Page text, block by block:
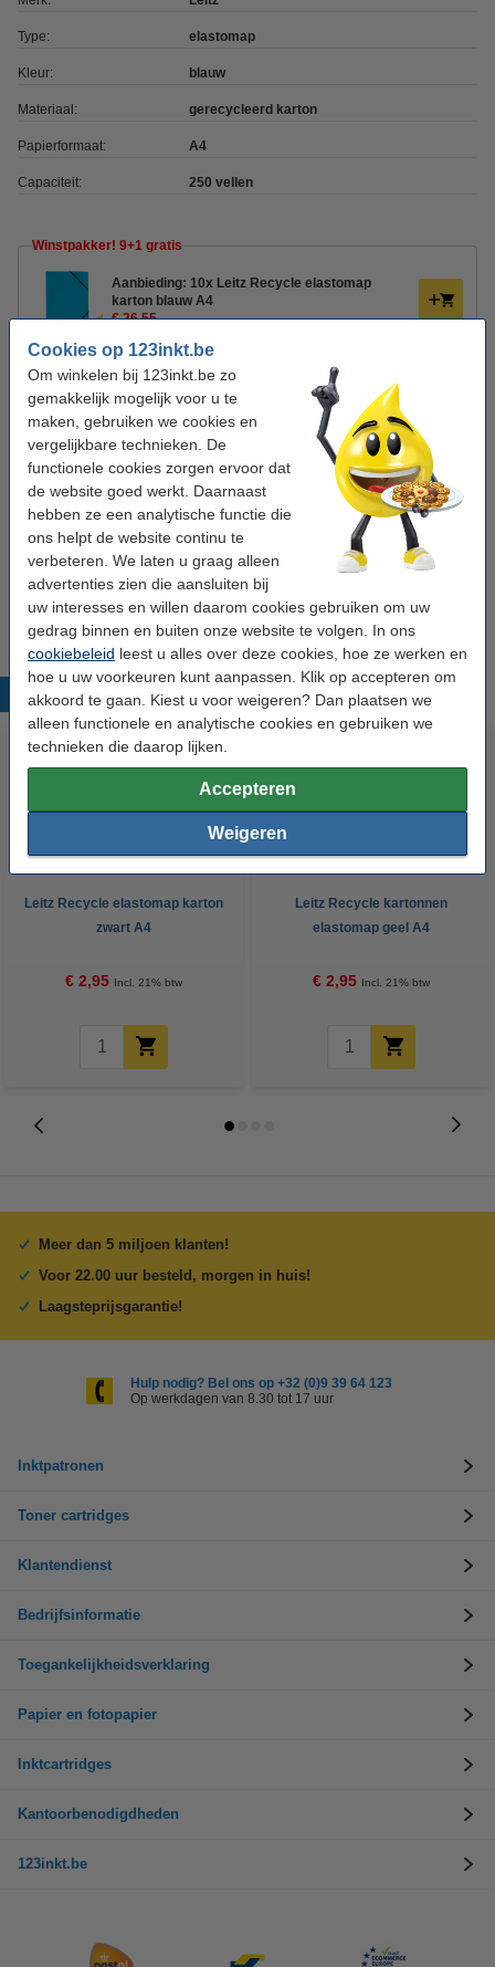
Cookies op 123inkt.be
Om winkelen bij 123inkt.be zo
gemakkelijk mogelijk voor u te
maken, gebruiken we cookies en
vergelijkbare technieken. De
functionele cookies zorgen ervoor dat
de website goed werkt. Daarnaast
hebben ze een analytische functie die
ons helpt de website continu te
verbeteren. We laten u graag alleen
advertenties zien die aansluiten bij
uw interesses en willen daarom cookies gebruiken om uw
gedrag binnen en buiten onze website te volgen. In ons
cookiebeleid leest u alles over deze cookies, hoe ze werken en
hoe u uw voorkeuren kunt aanpassen. Klik op accepteren om
akkoord te gaan. Kiest u voor weigeren? Dan plaatsen we
alleen functionele en analytische cookies en gebruiken we
technieken die daarop lijken.
Accepteren
Weigeren
Type: elastomap
Kleur: blauw
Materiaal: gerecycleerd karton
Papierformaat: A4
Capaciteit: 250 vellen
Winstpakker! 9+1 gratis
Aanbieding: 10x Leitz Recycle elastomap
karton blauw A4
€ 26,55
Tip: meebestellen
Avery Zweckform L4736-25 multifunctionele
etiketten A4 45,7 x 21 mm wit (1200 etiketten)
€ 16,95
Aanbieding: set 123inkt industriële permanent
markers zwart/rood/blauw
€ 6,75
Set 123inkt fluostiften
roze/groen/blauw/geel/oranje
Populaire producten
Leitz Recycle elastomap karton
zwart A4
€ 2,95 Incl. 21% btw
Leitz Recycle kartonnen
elastomap geel A4
€ 2,95 Incl. 21% btw
Meer dan 5 miljoen klanten!
Voor 22.00 uur besteld, morgen in huis!
Laagsteprijsgarantie!
Hulp nodig? Bel ons op +32 (0)9 39 64 123
Op werkdagen van 8.30 tot 17 uur
Inktpatronen
Toner cartridges
Klantendienst
Bedrijfsinformatie
Toegankelijkheidsverklaring
Papier en fotopapier
Inktcartridges
Kantoorbenodigdheden
123inkt.be